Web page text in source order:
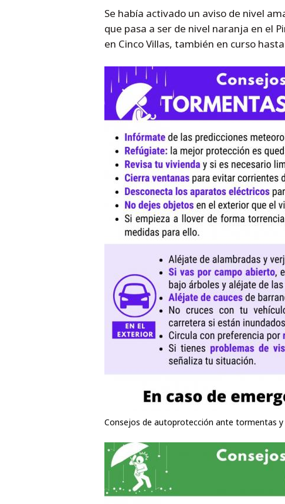
Se había activado un aviso de nivel
que pasa a ser de nivel naranja en el
en Cinco Villas, también en curso
Consejos de autoprotección ante tormentas y